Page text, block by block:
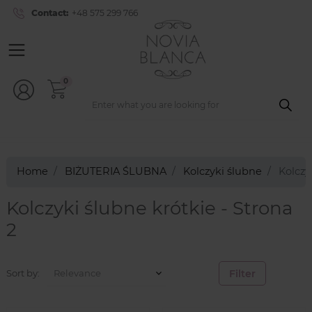
Contact: +48 575 299 766
0
Home BIŻUTERIA ŚLUBNA Kolczyki ślubne
Kolczyki ślubne krótkie - Strona
2
Sort by: Filter